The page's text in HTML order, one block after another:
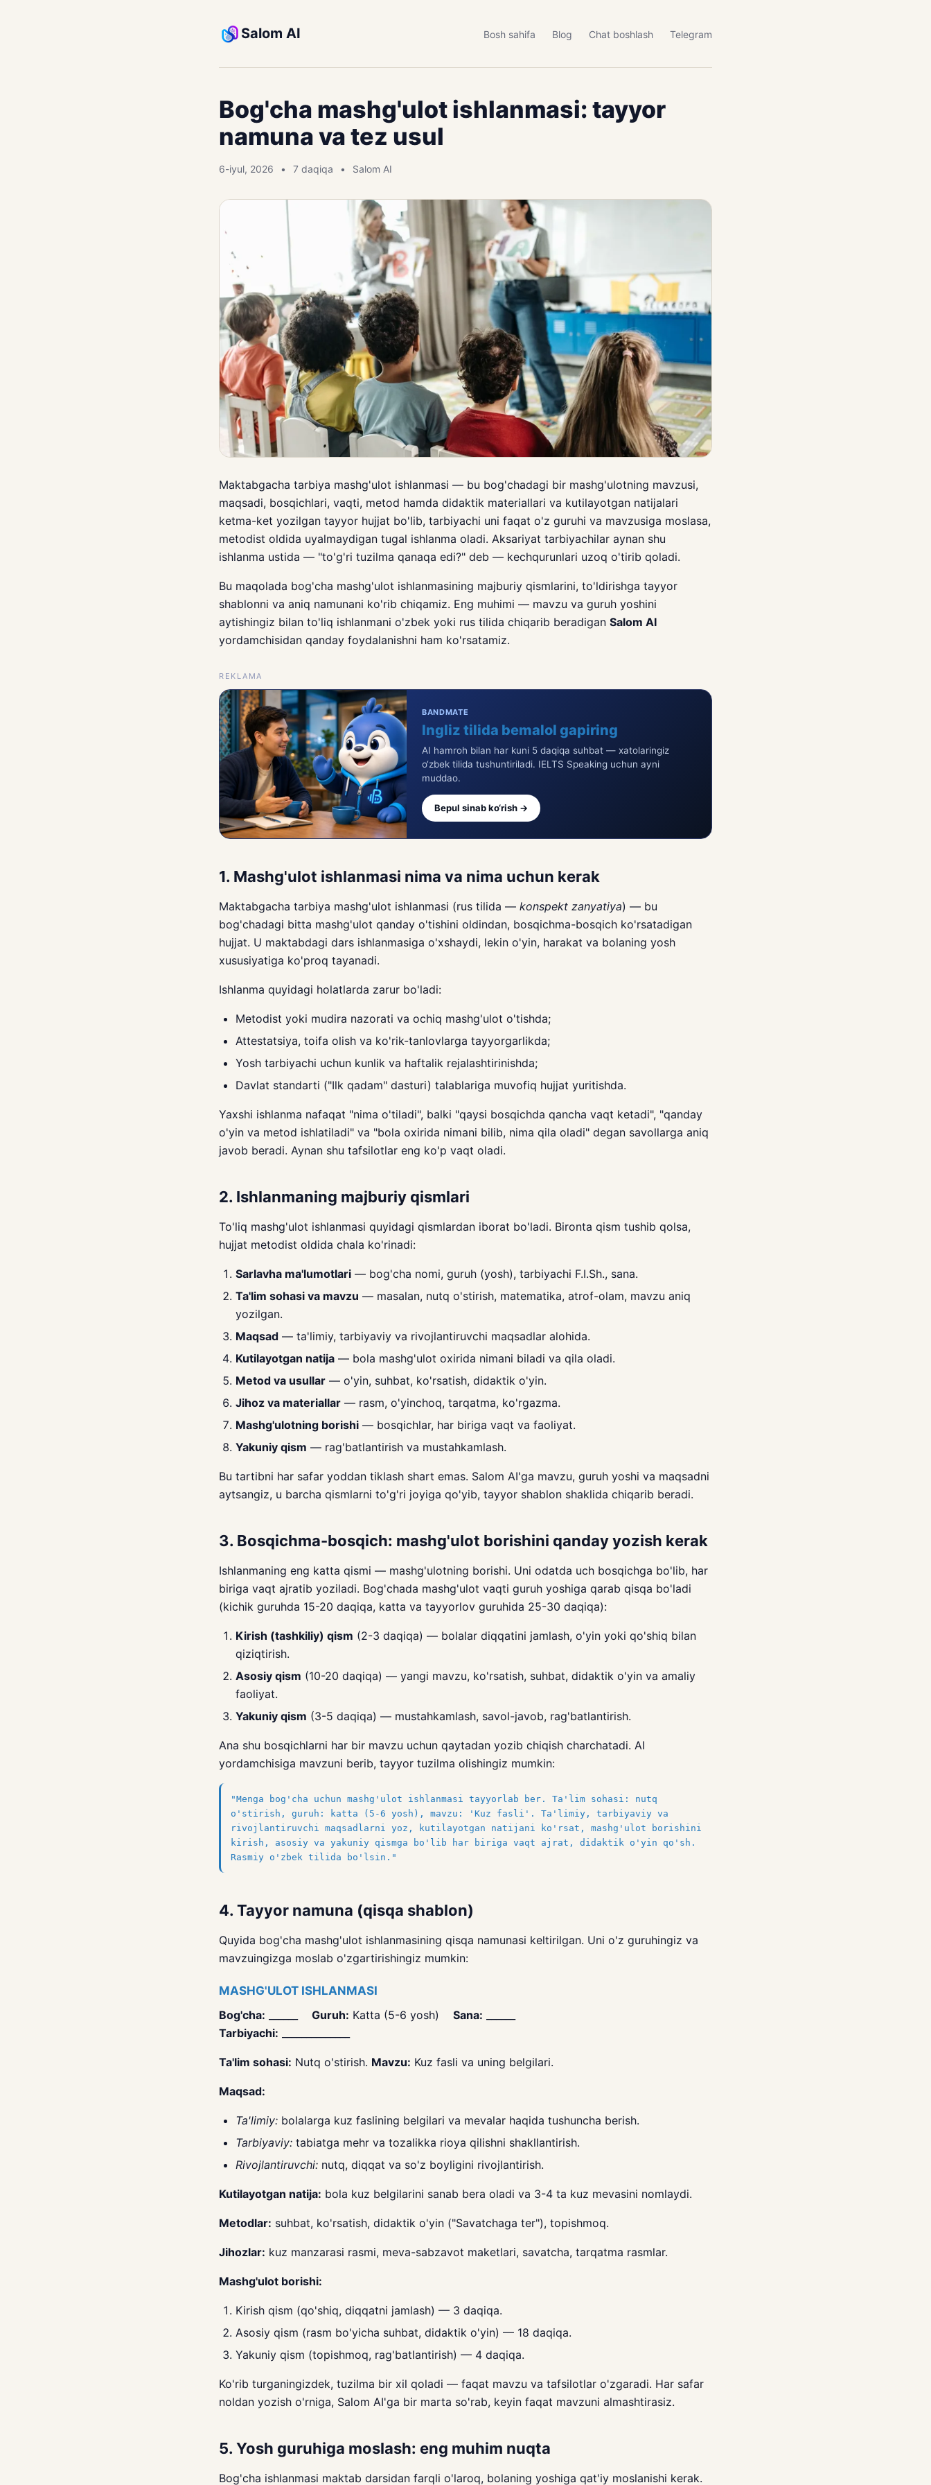
Salom AI Bosh sahifa Blog Chat boshlash Telegram
Bog'cha mashg'ulot ishlanmasi: tayyor
namuna va tez usul
6-iyul, 2026 7 daqiqa Salom AI
Maktabgacha tarbiya mashg'ulot ishlanmasi — bu bog'chadagi bir mashg'ulotning mavzusi,
maqsadi, bosqichlari, vaqti, metod hamda didaktik materiallari va kutilayotgan natijalari
ketma-ket yozilgan tayyor hujjat bo'lib, tarbiyachi uni faqat o'z guruhi va mavzusiga moslasa,
metodist oldida uyalmaydigan tugal ishlanma oladi. Aksariyat tarbiyachilar aynan shu
ishlanma ustida — "to'g'ri tuzilma qanaqa edi?" deb — kechqurunlari uzoq o'tirib qoladi.
Bu maqolada bog'cha mashg'ulot ishlanmasining majburiy qismlarini, to'ldirishga tayyor
shablonni va aniq namunani ko'rib chiqamiz. Eng muhimi — mavzu va guruh yoshini
aytishingiz bilan to'liq ishlanmani o'zbek yoki rus tilida chiqarib beradigan Salom AI
yordamchisidan qanday foydalanishni ham ko'rsatamiz.
REKLAMA
BANDMATE
Ingliz tilida bemalol gapiring
AI hamroh bilan har kuni 5 daqiqa suhbat — xatolaringiz
o‘zbek tilida tushuntiriladi. IELTS Speaking uchun ayni
muddao.
Bepul sinab ko‘rish →
1. Mashg'ulot ishlanmasi nima va nima uchun kerak
Maktabgacha tarbiya mashg'ulot ishlanmasi (rus tilida — konspekt zanyatiya) — bu
bog'chadagi bitta mashg'ulot qanday o'tishini oldindan, bosqichma-bosqich ko'rsatadigan
hujjat. U maktabdagi dars ishlanmasiga o'xshaydi, lekin o'yin, harakat va bolaning yosh
xususiyatiga ko'proq tayanadi.
Ishlanma quyidagi holatlarda zarur bo'ladi:
Metodist yoki mudira nazorati va ochiq mashg'ulot o'tishda;
Attestatsiya, toifa olish va ko'rik-tanlovlarga tayyorgarlikda;
Yosh tarbiyachi uchun kunlik va haftalik rejalashtirinishda;
Davlat standarti ("Ilk qadam" dasturi) talablariga muvofiq hujjat yuritishda.
Yaxshi ishlanma nafaqat "nima o'tiladi", balki "qaysi bosqichda qancha vaqt ketadi", "qanday
o'yin va metod ishlatiladi" va "bola oxirida nimani bilib, nima qila oladi" degan savollarga aniq
javob beradi. Aynan shu tafsilotlar eng ko'p vaqt oladi.
2. Ishlanmaning majburiy qismlari
To'liq mashg'ulot ishlanmasi quyidagi qismlardan iborat bo'ladi. Bironta qism tushib qolsa,
hujjat metodist oldida chala ko'rinadi:
Sarlavha ma'lumotlari — bog'cha nomi, guruh (yosh), tarbiyachi F.I.Sh., sana.
Ta'lim sohasi va mavzu — masalan, nutq o'stirish, matematika, atrof-olam, mavzu aniq
yozilgan.
Maqsad — ta'limiy, tarbiyaviy va rivojlantiruvchi maqsadlar alohida.
Kutilayotgan natija — bola mashg'ulot oxirida nimani biladi va qila oladi.
Metod va usullar — o'yin, suhbat, ko'rsatish, didaktik o'yin.
Jihoz va materiallar — rasm, o'yinchoq, tarqatma, ko'rgazma.
Mashg'ulotning borishi — bosqichlar, har biriga vaqt va faoliyat.
Yakuniy qism — rag'batlantirish va mustahkamlash.
Bu tartibni har safar yoddan tiklash shart emas. Salom AI'ga mavzu, guruh yoshi va maqsadni
aytsangiz, u barcha qismlarni to'g'ri joyiga qo'yib, tayyor shablon shaklida chiqarib beradi.
3. Bosqichma-bosqich: mashg'ulot borishini qanday yozish kerak
Ishlanmaning eng katta qismi — mashg'ulotning borishi. Uni odatda uch bosqichga bo'lib, har
biriga vaqt ajratib yoziladi. Bog'chada mashg'ulot vaqti guruh yoshiga qarab qisqa bo'ladi
(kichik guruhda 15-20 daqiqa, katta va tayyorlov guruhida 25-30 daqiqa):
Kirish (tashkiliy) qism (2-3 daqiqa) — bolalar diqqatini jamlash, o'yin yoki qo'shiq bilan
qiziqtirish.
Asosiy qism (10-20 daqiqa) — yangi mavzu, ko'rsatish, suhbat, didaktik o'yin va amaliy
faoliyat.
Yakuniy qism (3-5 daqiqa) — mustahkamlash, savol-javob, rag'batlantirish.
Ana shu bosqichlarni har bir mavzu uchun qaytadan yozib chiqish charchatadi. AI
yordamchisiga mavzuni berib, tayyor tuzilma olishingiz mumkin:
"Menga bog'cha uchun mashg'ulot ishlanmasi tayyorlab ber. Ta'lim sohasi: nutq
o'stirish, guruh: katta (5-6 yosh), mavzu: 'Kuz fasli'. Ta'limiy, tarbiyaviy va
rivojlantiruvchi maqsadlarni yoz, kutilayotgan natijani ko'rsat, mashg'ulot borishini
kirish, asosiy va yakuniy qismga bo'lib har biriga vaqt ajrat, didaktik o'yin qo'sh.
Rasmiy o'zbek tilida bo'lsin."
4. Tayyor namuna (qisqa shablon)
Quyida bog'cha mashg'ulot ishlanmasining qisqa namunasi keltirilgan. Uni o'z guruhingiz va
mavzuingizga moslab o'zgartirishingiz mumkin:
MASHG'ULOT ISHLANMASI
Bog'cha:
Guruh: Katta (5-6 yosh) Sana:
Tarbiyachi:
Ta'lim sohasi: Nutq o'stirish. Mavzu: Kuz fasli va uning belgilari.
Maqsad:
Ta'limiy: bolalarga kuz faslining belgilari va mevalar haqida tushuncha berish.
Tarbiyaviy: tabiatga mehr va tozalikka rioya qilishni shakllantirish.
Rivojlantiruvchi: nutq, diqqat va so'z boyligini rivojlantirish.
Kutilayotgan natija: bola kuz belgilarini sanab bera oladi va 3-4 ta kuz mevasini nomlaydi.
Metodlar: suhbat, ko'rsatish, didaktik o'yin ("Savatchaga ter"), topishmoq.
Jihozlar: kuz manzarasi rasmi, meva-sabzavot maketlari, savatcha, tarqatma rasmlar.
Mashg'ulot borishi:
Kirish qism (qo'shiq, diqqatni jamlash) — 3 daqiqa.
Asosiy qism (rasm bo'yicha suhbat, didaktik o'yin) — 18 daqiqa.
Yakuniy qism (topishmoq, rag'batlantirish) — 4 daqiqa.
Ko'rib turganingizdek, tuzilma bir xil qoladi — faqat mavzu va tafsilotlar o'zgaradi. Har safar
noldan yozish o'rniga, Salom AI'ga bir marta so'rab, keyin faqat mavzuni almashtirasiz.
5. Yosh guruhiga moslash: eng muhim nuqta
Bog'cha ishlanmasi maktab darsidan farqli o'laroq, bolaning yoshiga qat'iy moslanishi kerak.